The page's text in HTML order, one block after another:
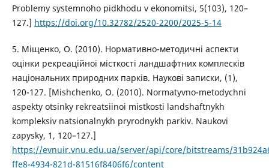
Problemy systemnoho pidkhodu v ekonomitsi, 5(103), 120–
127.] https://doi.org/10.32782/2520-2200/2025-5-14
5. Міщенко, О. (2010). Нормативно-методичні аспекти
оцінки рекреаційної місткості ландшафтних комплесків
національних природних парків. Наукові записки, (1),
120-127. [Mishchenko, O. (2010). Normatyvno-metodychni
aspekty otsinky rekreatsiinoi mistkosti landshaftnykh
kompleksiv natsionalnykh pryrodnykh parkiv. Naukovi
zapysky, 1, 120–127.]
https://evnuir.vnu.edu.ua/server/api/core/bitstreams/
ffe8-4934-821d-81516f8406f6/content